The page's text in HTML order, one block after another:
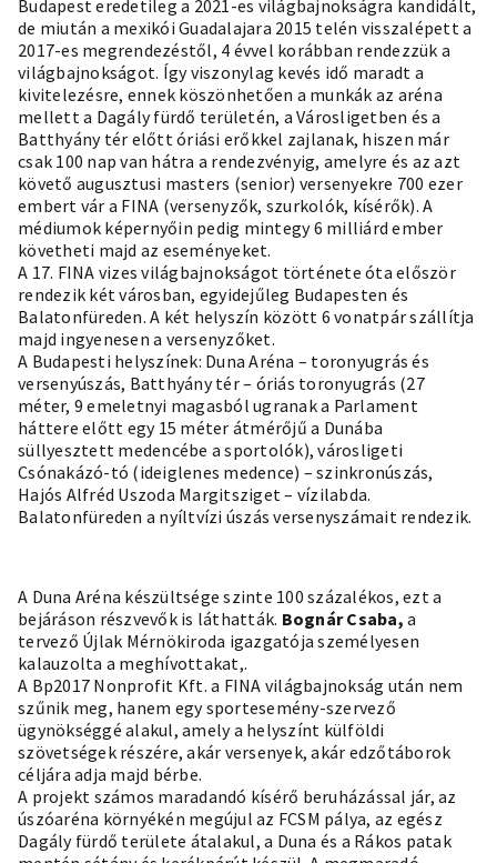
Budapest eredetileg a 2021-es világbajnokságra kandidált,
de miután a mexikói Guadalajara 2015 telén visszalépett a
2017-es megrendezéstől, 4 évvel korábban rendezzük a
világbajnokságot. Így viszonylag kevés idő maradt a
kivitelezésre, ennek köszönhetően a munkák az aréna
mellett a Dagály fürdő területén, a Városligetben és a
Batthyány tér előtt óriási erőkkel zajlanak, hiszen már
csak 100 nap van hátra a rendezvényig, amelyre és az azt
követő augusztusi masters (senior) versenyekre 700 ezer
embert vár a FINA (versenyzők, szurkolók, kísérők). A
médiumok képernyőin pedig mintegy 6 milliárd ember
követheti majd az eseményeket.
A 17. FINA vizes világbajnokságot története óta először
rendezik két városban, egyidejűleg Budapesten és
Balatonfüreden. A két helyszín között 6 vonatpár szállítja
majd ingyenesen a versenyzőket.
A Budapesti helyszínek: Duna Aréna – toronyugrás és
versenyúszás, Batthyány tér – óriás toronyugrás (27
méter, 9 emeletnyi magasból ugranak a Parlament
háttere előtt egy 15 méter átmérőjű a Dunába
süllyesztett medencébe a sportolók), városligeti
Csónakázó-tó (ideiglenes medence) – szinkronúszás,
Hajós Alfréd Uszoda Margitsziget – vízilabda.
Balatonfüreden a nyíltvízi úszás versenyszámait rendezik.
A Duna Aréna készültsége szinte 100 százalékos, ezt a
bejáráson részvevők is láthatták. Bognár Csaba, a
tervező Újlak Mérnökiroda igazgatója személyesen
kalauzolta a meghívottakat,.
A Bp2017 Nonprofit Kft. a FINA világbajnokság után nem
szűnik meg, hanem egy sportesemény-szervező
ügynökséggé alakul, amely a helyszínt külföldi
szövetségek részére, akár versenyek, akár edzőtáborok
céljára adja majd bérbe.
A projekt számos maradandó kísérő beruházással jár, az
úszóaréna környékén megújul az FCSM pálya, az egész
Dagály fürdő területe átalakul, a Duna és a Rákos patak